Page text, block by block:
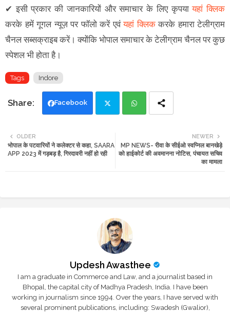
✔ इसी प्रकार की जानकारियों और समाचार के लिए कृपयायहां क्लिक
करके हमें गूगल न्यूज़ पर फॉलो करें एवंयहां क्लिककरके हमारा टेलीग्राम
चैनल सब्सक्राइब करें। क्योंकि भोपाल समाचार के टेलीग्राम चैनल पर कुछ
स्पेशल भी होता है।
Tags Indore
Facebook
tte ats
NEWER
MP NEWS- रीवा के सीईओ स्वप्निल बानखेड़े
को हाईकोर्ट की अवमानना नोटिस, पंचायत सचिव
का मामला
OLDER
भोपाल के पटवारियों ने कलेक्टर से कहा, SAARA
APP 2023 में गड़बड़ है, गिरदावरी नहीं हो रही
Updesh Awasthee
I am a graduate in Commerce and Law, and a journalist based in
Bhopal, the capital city of Madhya Pradesh, India. I have been
working in journalism since 1994. Over the years, I have served with
several prominent publications, including: Swadesh (Gwalior),